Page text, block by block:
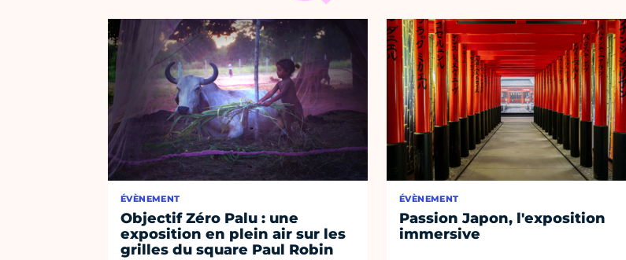
ÉVÈNEMENT
Objectif Zéro Palu : une
exposition en plein air sur les
grilles du square Paul Robin
ÉVÈNEMENT
Passion Japon, l'exposition
immersive